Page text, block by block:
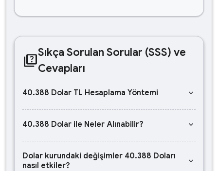
quizSıkça Sorulan Sorular (SSS) ve
Cevapları
40.388 Dolar TL Hesaplama Yöntemi keyboard_arrow_down
40.388 Dolar ile Neler Alınabilir? keyboard_arrow_down
Dolar kurundaki değişimler 40.388 Doları
nasıl etkiler?
keyboard_arrow_down